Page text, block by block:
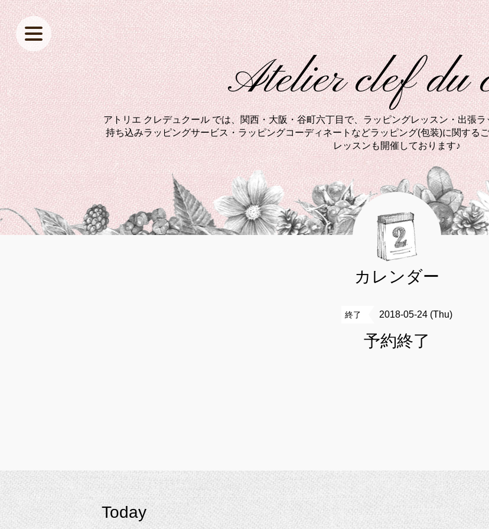
Atelier clef du
アトリエ クレデュクール では、関西・大阪・谷町六丁目で、ラッピングレッスン・出張
持ち込みラッピングサービス・ラッピングコーディネートなどラッピング(包装)に関する
レッスンも開催しております♪
カレンダー
終了 2018-05-24 (Thu)
予約終了
Today